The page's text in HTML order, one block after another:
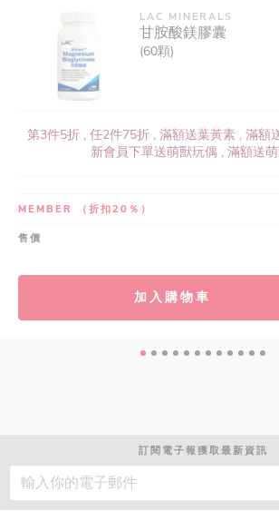
LAC MINERALS
甘胺酸鎂膠囊
(60顆)
第3件5折 , 任2件75折 , 滿額送葉黃素 , 滿額
新會員下單送萌獸玩偶 , 滿額送
MEMBER （折扣20％）
售價
加入購物車
訂閱電子報獲取最新資訊